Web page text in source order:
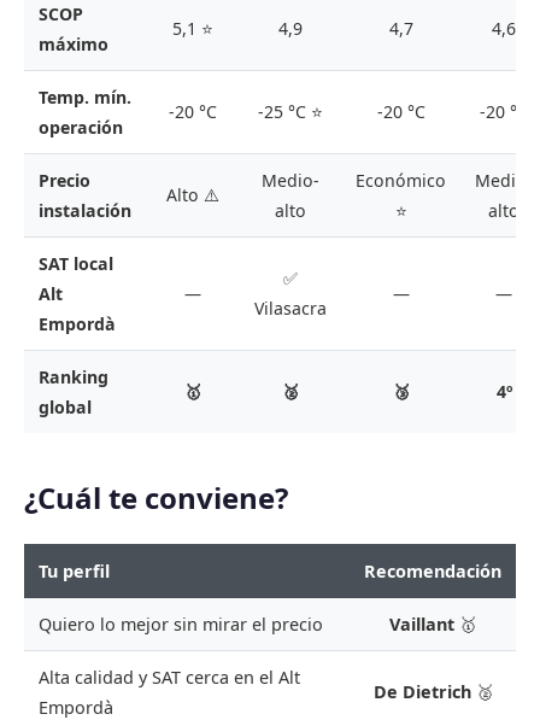
SCOP
máximo
5,1 ⭐ 4,9 4,7 4,6
Temp. mín.
operación
-20 °C -25 °C ⭐ -20 °C -20 °C
Precio
instalación
Alto ⚠️
Medio-
alto
Económico
⭐
Medio-
alto
SAT local
Alt
Empordà
—
✅
Vilasacra
— —
Ranking
global
🥇 🥈 🥉 4º
¿Cuál te conviene?
Tu perfil Recomendación
Quiero lo mejor sin mirar el precio Vaillant 🥇
Alta calidad y SAT cerca en el Alt
Empordà
De Dietrich🥈